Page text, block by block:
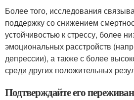
Более того, исследования
поддержку со снижением
устойчивостью к стрессу, более
эмоциональных расстройств
депрессии), а также с более
среди других положительных
Подтверждайте его